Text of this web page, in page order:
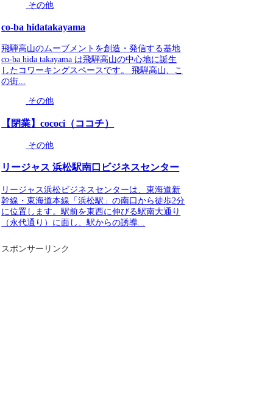
その他
co-ba hidatakayama
飛騨高山のムーブメントを創造・発信する基地
co-ba hida takayama は飛騨高山の中心地に誕生
したコワーキングスペースです。 飛騨高山、こ
の街...
その他
【閉業】cococi（ココチ）
その他
リージャス 浜松駅南口ビジネスセンター
リージャス浜松ビジネスセンターは、東海道新
幹線・東海道本線「浜松駅」の南口から徒歩2分
に位置します。駅前を東西に伸びる駅南大通り
（永代通り）に面し、駅からの誘導...
スポンサーリンク